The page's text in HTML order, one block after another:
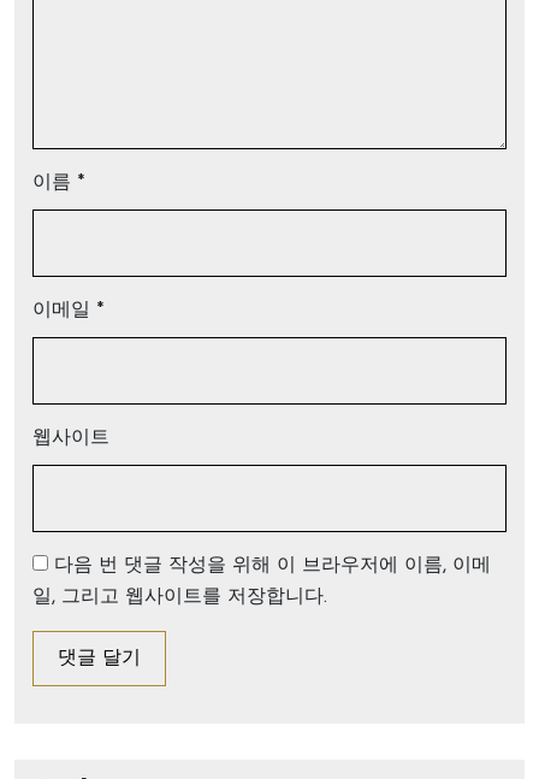
이름 *
이메일 *
웹사이트
다음 번 댓글 작성을 위해 이 브라우저에 이름, 이메
일, 그리고 웹사이트를 저장합니다.